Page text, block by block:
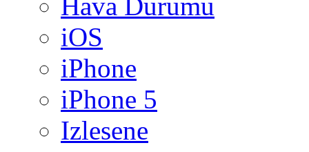
Hava Durumu
iOS
iPhone
iPhone 5
Izlesene